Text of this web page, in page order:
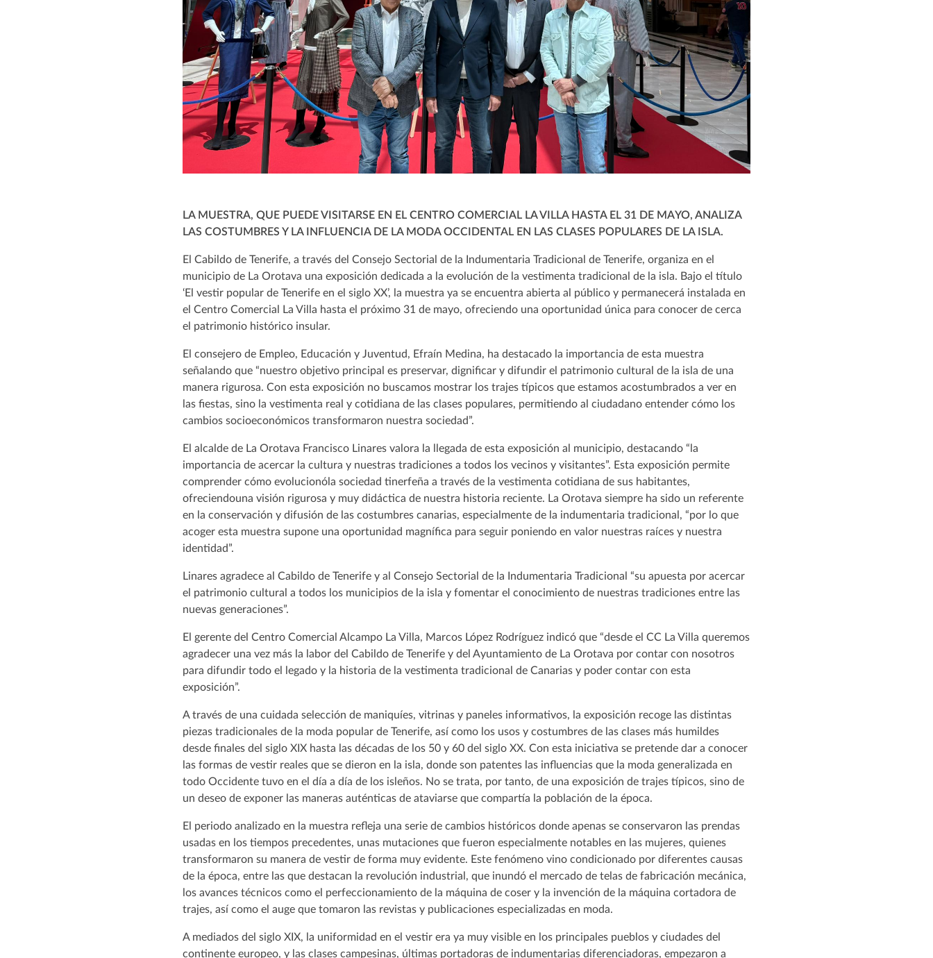
LA MUESTRA, QUE PUEDE VISITARSE EN EL CENTRO COMERCIAL LA VILLA HASTA EL 31 DE MAYO, ANALIZA
LAS COSTUMBRES Y LA INFLUENCIA DE LA MODA OCCIDENTAL EN LAS CLASES POPULARES DE LA ISLA.
El Cabildo de Tenerife, a través del Consejo Sectorial de la Indumentaria Tradicional de Tenerife, organiza en el
municipio de La Orotava una exposición dedicada a la evolución de la vestimenta tradicional de la isla. Bajo el título
‘El vestir popular de Tenerife en el siglo XX’, la muestra ya se encuentra abierta al público y permanecerá instalada en
el Centro Comercial La Villa hasta el próximo 31 de mayo, ofreciendo una oportunidad única para conocer de cerca
el patrimonio histórico insular.
El consejero de Empleo, Educación y Juventud, Efraín Medina, ha destacado la importancia de esta muestra
señalando que “nuestro objetivo principal es preservar, dignificar y difundir el patrimonio cultural de la isla de una
manera rigurosa. Con esta exposición no buscamos mostrar los trajes típicos que estamos acostumbrados a ver en
las fiestas, sino la vestimenta real y cotidiana de las clases populares, permitiendo al ciudadano entender cómo los
cambios socioeconómicos transformaron nuestra sociedad”.
El alcalde de La Orotava Francisco Linares valora la llegada de esta exposición al municipio, destacando “la
importancia de acercar la cultura y nuestras tradiciones a todos los vecinos y visitantes”. Esta exposición permite
comprender cómo evolucionóla sociedad tinerfeña a través de la vestimenta cotidiana de sus habitantes,
ofreciendouna visión rigurosa y muy didáctica de nuestra historia reciente. La Orotava siempre ha sido un referente
en la conservación y difusión de las costumbres canarias, especialmente de la indumentaria tradicional, “por lo que
acoger esta muestra supone una oportunidad magnífica para seguir poniendo en valor nuestras raíces y nuestra
identidad”.
Linares agradece al Cabildo de Tenerife y al Consejo Sectorial de la Indumentaria Tradicional “su apuesta por acercar
el patrimonio cultural a todos los municipios de la isla y fomentar el conocimiento de nuestras tradiciones entre las
nuevas generaciones”.
El gerente del Centro Comercial Alcampo La Villa, Marcos López Rodríguez indicó que “desde el CC La Villa queremos
agradecer una vez más la labor del Cabildo de Tenerife y del Ayuntamiento de La Orotava por contar con nosotros
para difundir todo el legado y la historia de la vestimenta tradicional de Canarias y poder contar con esta
exposición”.
A través de una cuidada selección de maniquíes, vitrinas y paneles informativos, la exposición recoge las distintas
piezas tradicionales de la moda popular de Tenerife, así como los usos y costumbres de las clases más humildes
desde finales del siglo XIX hasta las décadas de los 50 y 60 del siglo XX. Con esta iniciativa se pretende dar a conocer
las formas de vestir reales que se dieron en la isla, donde son patentes las influencias que la moda generalizada en
todo Occidente tuvo en el día a día de los isleños. No se trata, por tanto, de una exposición de trajes típicos, sino de
un deseo de exponer las maneras auténticas de ataviarse que compartía la población de la época.
El periodo analizado en la muestra refleja una serie de cambios históricos donde apenas se conservaron las prendas
usadas en los tiempos precedentes, unas mutaciones que fueron especialmente notables en las mujeres, quienes
transformaron su manera de vestir de forma muy evidente. Este fenómeno vino condicionado por diferentes causas
de la época, entre las que destacan la revolución industrial, que inundó el mercado de telas de fabricación mecánica,
los avances técnicos como el perfeccionamiento de la máquina de coser y la invención de la máquina cortadora de
trajes, así como el auge que tomaron las revistas y publicaciones especializadas en moda.
A mediados del siglo XIX, la uniformidad en el vestir era ya muy visible en los principales pueblos y ciudades del
continente europeo, y las clases campesinas, últimas portadoras de indumentarias diferenciadoras, empezaron a